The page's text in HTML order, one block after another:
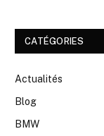
CATÉGORIES
Actualités
Blog
BMW